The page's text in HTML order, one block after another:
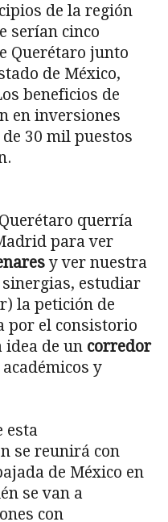
de la región
serían cinco
Querétaro junto
de México,
beneficios de
en inversiones
30 mil puestos
querría
para ver
y ver nuestra
estudiar
la petición de
por el consistorio
de un corredor
y
esta
se reunirá con
de México en
se van a
con